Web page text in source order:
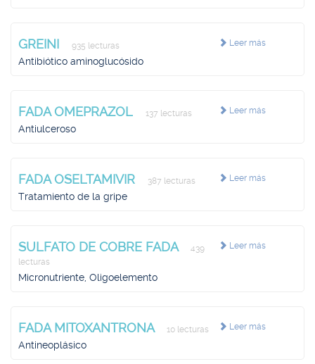
Leer más
GREINI 935 lecturas
Antibiótico aminoglucósido
Leer más
FADA OMEPRAZOL 137 lecturas
Antiulceroso
Leer más
FADA OSELTAMIVIR 387 lecturas
Tratamiento de la gripe
Leer más
SULFATO DE COBRE FADA
439
lecturas
Micronutriente, Oligoelemento
Leer más
FADA MITOXANTRONA 10 lecturas
Antineoplásico